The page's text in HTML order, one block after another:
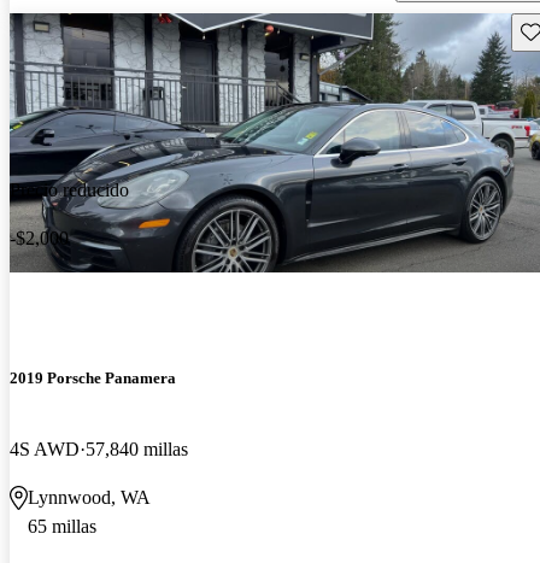
Precio reducido
-$2,000
2019 Porsche Panamera
4S AWD 57,840 millas
Lynnwood, WA
65 millas